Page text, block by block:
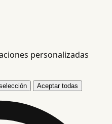
personalizadas
Aceptar todas